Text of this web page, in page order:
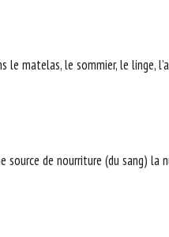
matelas, le sommier, le linge,
de nourriture (du sang) la